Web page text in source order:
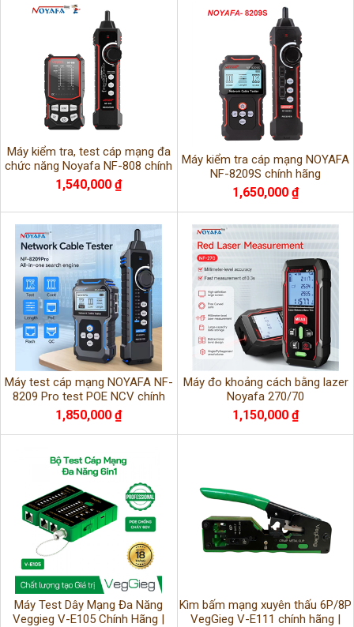
Máy kiểm tra, test cáp mạng đa
chức năng Noyafa NF-808 chính
hãng
1,540,000 ₫
Máy kiểm tra cáp mạng NOYAFA
NF-8209S chính hãng
1,650,000 ₫
Máy test cáp mạng NOYAFA NF-
8209 Pro test POE NCV chính
hãng
1,850,000 ₫
Máy đo khoảng cách bằng lazer
Noyafa 270/70
1,150,000 ₫
Máy Test Dây Mạng Đa Năng
Veggieg V-E105 Chính Hãng |
Kìm bấm mạng xuyên thấu 6P/8P
VegGieg V-E111 chính hãng |